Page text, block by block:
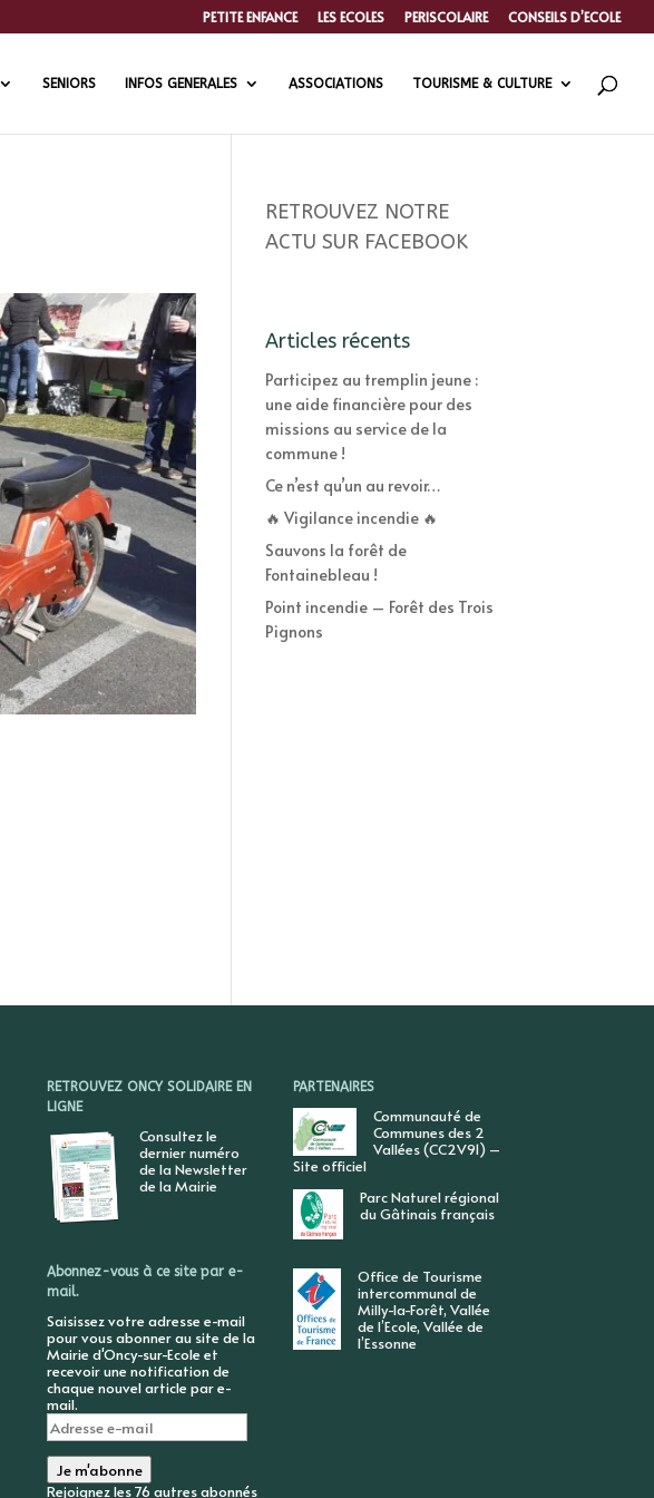
PETITE ENFANCE LES ECOLES PERISCOLAIRE CONSEILS D’ECOLE
SENIORS INFOS GENERALES ASSOCIATIONS TOURISME & CULTURE
RETROUVEZ NOTRE
ACTU SUR FACEBOOK
Articles récents
Participez au tremplin jeune :
une aide financière pour des
missions au service de la
commune !
Ce n’est qu’un au revoir…
🔥 Vigilance incendie 🔥
Sauvons la forêt de
Fontainebleau !
Point incendie – Forêt des Trois
Pignons
RETROUVEZ ONCY SOLIDAIRE EN
LIGNE
Consultez le
dernier numéro
de la Newsletter
de la Mairie
Abonnez-vous à ce site par e-
mail.
Saisissez votre adresse e-mail
pour vous abonner au site de la
Mairie d'Oncy-sur-Ecole et
recevoir une notification de
chaque nouvel article par e-
mail.
Adresse
e-
mail
Je m'abonne
Rejoignez les 76 autres abonnés
PARTENAIRES
Communauté de
Communes des 2
Vallées (CC2V91) –
Site officiel
Parc Naturel régional
du Gâtinais français
Office de Tourisme
intercommunal de
Milly-la-Forêt, Vallée
de l’Ecole, Vallée de
l’Essonne